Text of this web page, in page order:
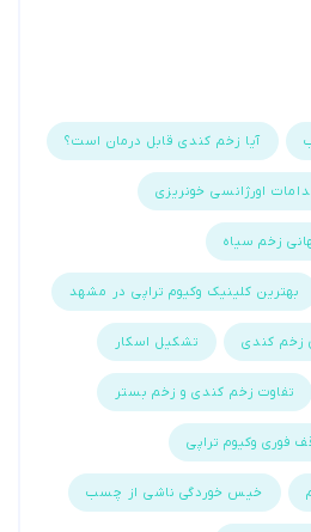
آیا زخم کندی قابل درمان است؟
اورژانسی خونریزی
زخم سیاه
بهترین کلینیک وکیوم تراپی در مشهد
کندی تشکیل اسکار
تفاوت زخم کندی و زخم بستر
فوری وکیوم تراپی
خیس خوردگی ناشی از چسب